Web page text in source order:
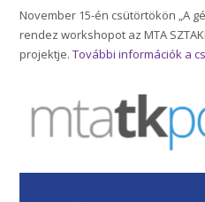
November 15-én csütörtökön „A
rendez workshopot az MTA
projektje.További információk a